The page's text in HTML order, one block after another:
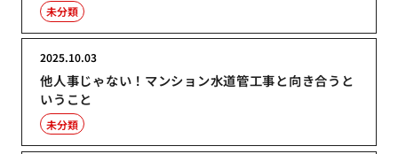
未分類
他人事じゃない！マンション水道管工事と向き合うと
いうこと
2025.10.03
未分類